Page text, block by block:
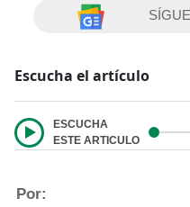
Escucha el artículo
ESCUCHA
ESTE ARTICULO
Por: